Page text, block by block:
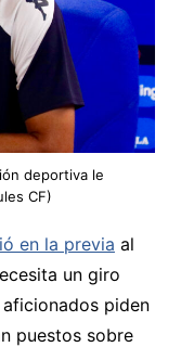
deportiva le
CF)
en la previa al
un giro
piden
puestos sobre